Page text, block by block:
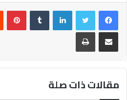
فيسبوكتويتر لينكدإن
مشاركة عبر البريد طباعة
مقالات ذات صلة